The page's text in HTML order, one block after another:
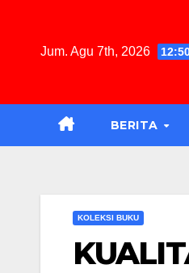
Jum. Agu 7th, 2026
BERITA
KOLEKSI BUKU